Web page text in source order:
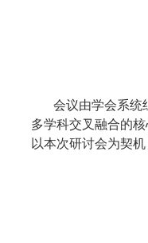
会议由学会系统
多学科交叉融合的
以本次研讨会为契